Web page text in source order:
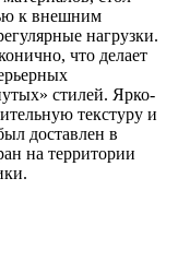
к внешним
нагрузки.
что делает
стилей. Ярко-
текстуру и
доставлен в
на территории